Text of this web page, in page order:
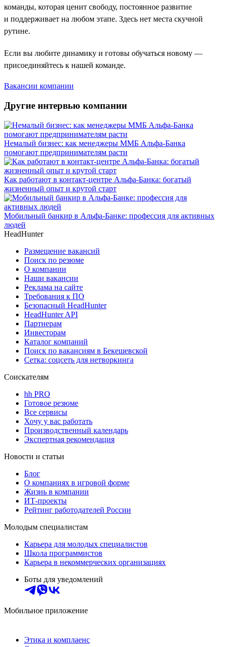
команды, которая ценит свободу, постоянное развитие
и поддерживает на любом этапе. Здесь нет места скучной
рутине.
Если вы любите динамику и готовы обучаться новому —
присоединяйтесь к нашей команде.
Вакансии компании
Другие интервью компании
Немалый бизнес: как менеджеры ММБ Альфа-Банка
помогают предпринимателям расти
Как работают в контакт-центре Альфа-Банка: богатый
жизненный опыт и крутой старт
Мобильный банкир в Альфа-Банке: профессия для активных
людей
HeadHunter
Размещение вакансий
Поиск по резюме
О компании
Наши вакансии
Реклама на сайте
Требования к ПО
Безопасный HeadHunter
HeadHunter API
Партнерам
Инвесторам
Каталог компаний
Поиск по вакансиям в Бекешевской
Сетка: соцсеть для нетворкинга
Соискателям
hh PRO
Готовое резюме
Все сервисы
Хочу у вас работать
Производственный календарь
Экспертная рекомендация
Новости и статьи
Блог
О компаниях в игровой форме
Жизнь в компании
ИТ-проекты
Рейтинг работодателей России
Молодым специалистам
Карьера для молодых специалистов
Школа программистов
Карьера в некоммерческих организациях
Боты для уведомлений
Мобильное приложение
Этика и комплаенс